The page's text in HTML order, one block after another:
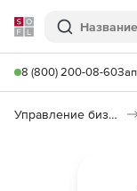
Softline
Поиск
8 (800) 200-08-60
Управление бизнесом, CRM/ERP